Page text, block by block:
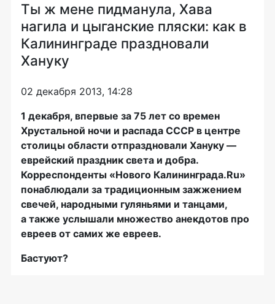
Ты ж мене пидманула, Хава
нагила и цыганские пляски: как в
Калининграде праздновали
Хануку
02 декабря 2013, 14:28
1 декабря, впервые за 75 лет со времен
Хрустальной ночи и распада СССР в центре
столицы области отпраздновали Хануку —
еврейский праздник света и добра.
Корреспонденты «Нового Калининграда.Ru»
понаблюдали за традиционным зажжением
свечей, народными гуляньями и танцами,
а также услышали множество анекдотов про
евреев от самих же евреев.
Бастуют?